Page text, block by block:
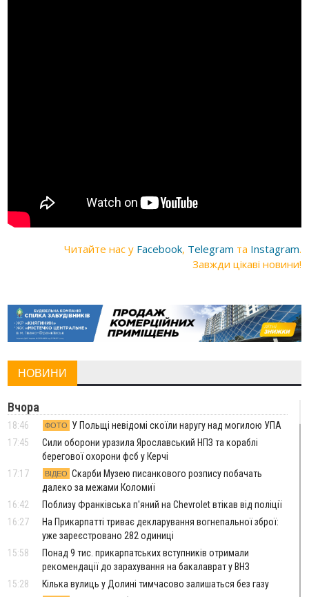
Читайте нас у Facebook, Telegram та Instagram.
Завжди цікаві новини!
НОВИНИ
Вчора
18:46 ФОТО
У Польщі невідомі скоїли наругу над могилою УПА
17:45
Сили оборони уразила Ярославський НПЗ та кораблі
берегової охорони фсб у Керчі
17:17
ВІДЕО Скарби Музею писанкового розпису побачать
далеко за межами Коломиї
16:42
Поблизу Франківська п'яний на Chevrolet втікав від поліції
16:27
На Прикарпатті триває декларування вогнепальної зброї:
уже зареєстровано 282 одиниці
15:58
Понад 9 тис. прикарпатських вступників отримали
рекомендації до зарахування на бакалаврат у ВНЗ
15:28
Кілька вулиць у Долині тимчасово залишаться без газу